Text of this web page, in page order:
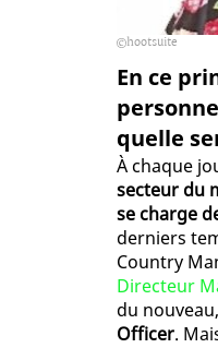
hootsuite
En ce
quelle
À chaque
secteur du
se charge
derniers
Country
Directeur
du
Officer.